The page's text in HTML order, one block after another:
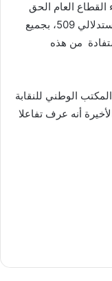
القطاع العام الحق
الدستوري والقانوني للاستفادة من الرقم الإستدلالي 509، بجميع
من هذه
الوطني للنقابة
أنه عرف تفاعلا